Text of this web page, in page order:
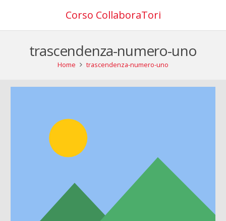
Corso CollaboraTori
trascendenza-numero-uno
Home trascendenza-numero-uno